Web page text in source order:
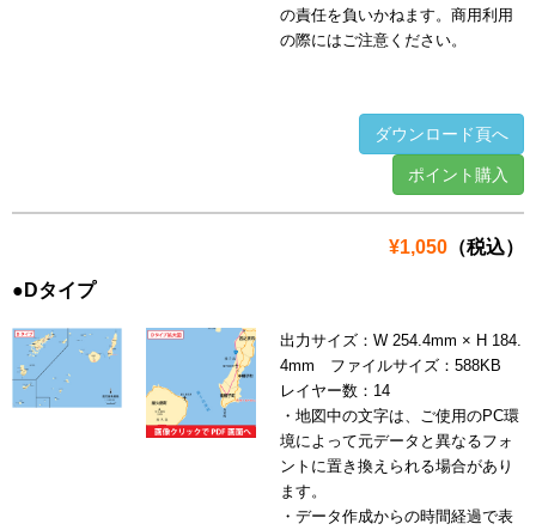
の責任を負いかねます。商用利用
の際にはご注意ください。
ダウンロード頁へ
ポイント購入
¥1,050 （税込）
●Dタイプ
出力サイズ：W 254.4mm × H 184.
4mm ファイルサイズ：588KB
レイヤー数：14
・地図中の文字は、ご使用のPC環
境によって元データと異なるフォ
ントに置き換えられる場合があり
ます。
・データ作成からの時間経過で表